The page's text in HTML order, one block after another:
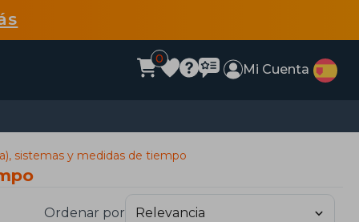
0
Mi Cuenta
sistemas y medidas de tiempo
Ordenar por